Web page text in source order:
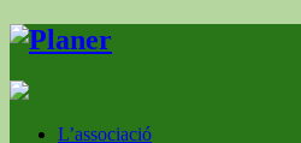
L’associació